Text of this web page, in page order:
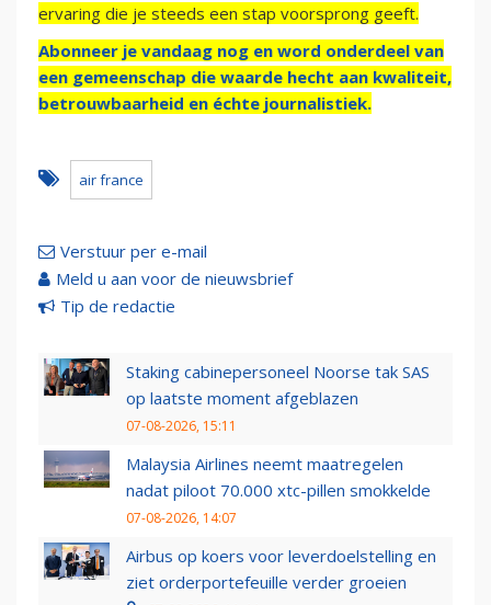
ervaring die je steeds een stap voorsprong geeft.
Abonneer je vandaag nog en word onderdeel van
een gemeenschap die waarde hecht aan kwaliteit,
betrouwbaarheid en échte journalistiek.
air france
Verstuur per e-mail
Meld u aan voor de nieuwsbrief
Tip de redactie
Staking cabinepersoneel Noorse tak SAS
op laatste moment afgeblazen
07-08-2026, 15:11
Malaysia Airlines neemt maatregelen
nadat piloot 70.000 xtc-pillen smokkelde
07-08-2026, 14:07
Airbus op koers voor leverdoelstelling en
ziet orderportefeuille verder groeien